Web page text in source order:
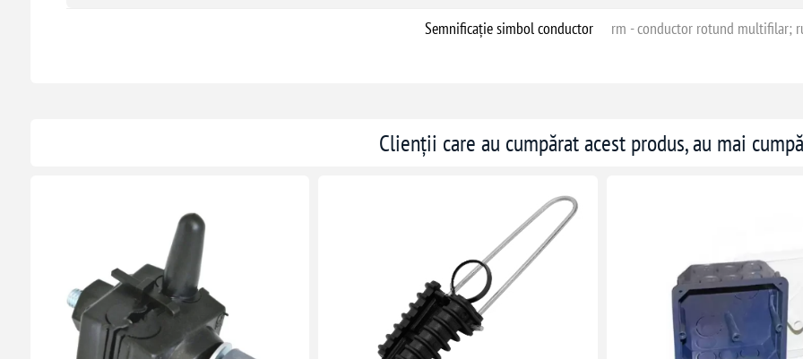
Semnificație simbol conductor
rm - conductor rotund multifilar;
Clienții care au cumpărat acest produs, au mai